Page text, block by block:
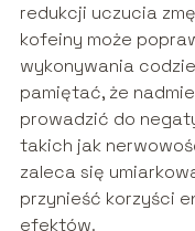
redukcji uczucia
kofeiny może
wykonywania
pamiętać, że
prowadzić do
takich jak
zaleca się
przynieść korzyści
efektów.